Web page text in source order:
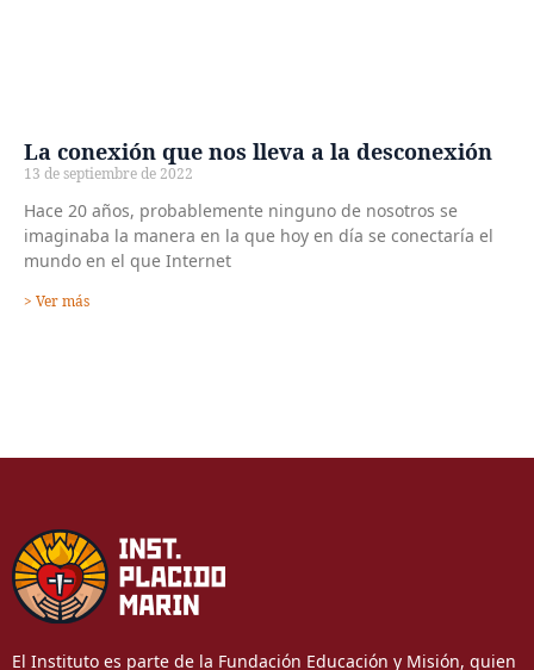
La conexión que nos lleva a la desconexión
13 de septiembre de 2022
Hace 20 años, probablemente ninguno de nosotros se
imaginaba la manera en la que hoy en día se conectaría el
mundo en el que Internet
> Ver más
El Instituto es parte de la Fundación Educación y Misión, quien